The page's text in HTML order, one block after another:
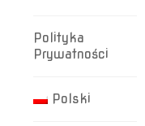
Polityka
Prywatności
Polski